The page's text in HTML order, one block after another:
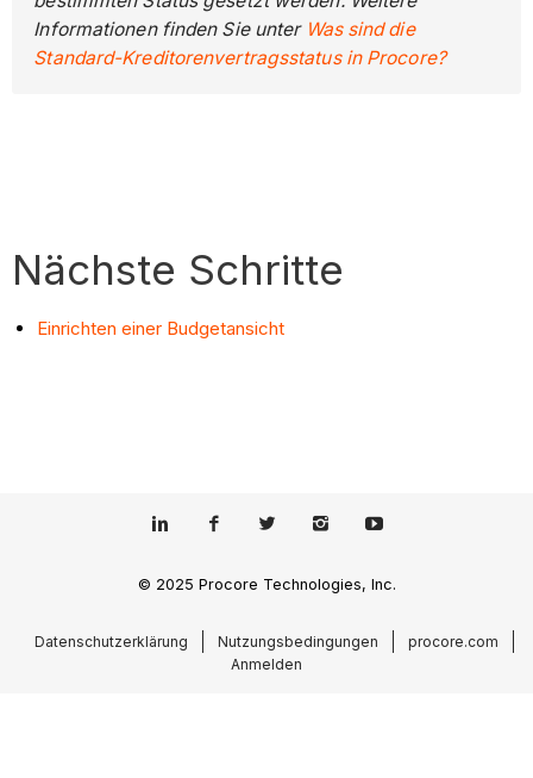
Informationen finden Sie unter Was sind die
Standard-Kreditorenvertragsstatus in Procore?
Nächste Schritte
Einrichten einer Budgetansicht
© 2025 Procore Technologies, Inc.
Datenschutzerklärung Nutzungsbedingungen
procore.com
Anmelden